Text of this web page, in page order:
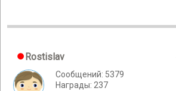
Rostislav
Сообщений: 5379
Награды: 237